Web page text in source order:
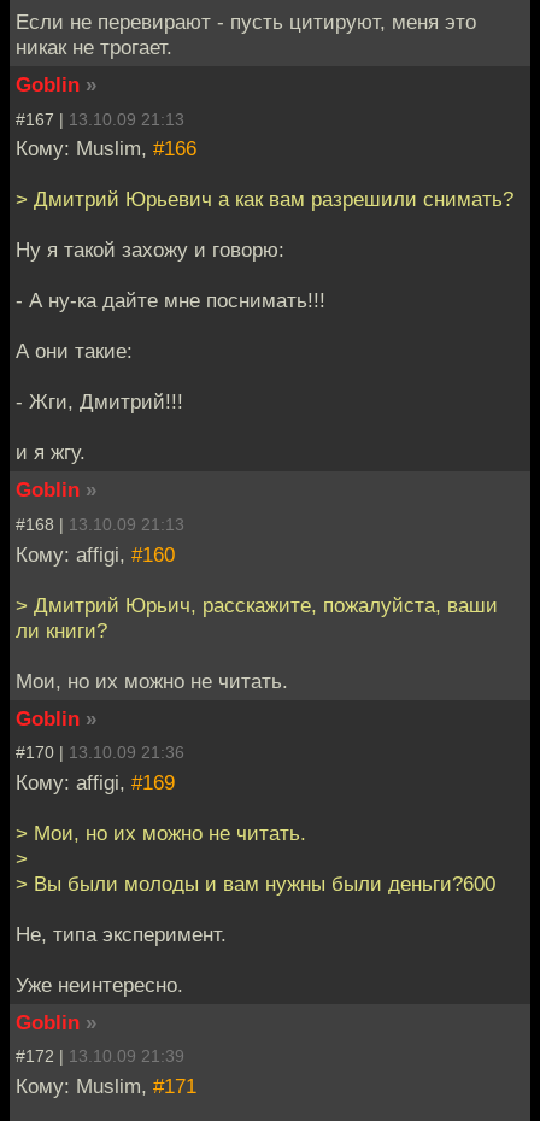
Если не перевирают - пусть цитируют, меня это
никак не трогает.
Goblin »
#167 | 13.10.09 21:13
Кому: Muslim, #166
> Дмитрий Юрьевич а как вам разрешили снимать?
Ну я такой захожу и говорю:
- А ну-ка дайте мне поснимать!!!
А они такие:
- Жги, Дмитрий!!!
и я жгу.
Goblin »
#168 | 13.10.09 21:13
Кому: affigi, #160
> Дмитрий Юрьич, расскажите, пожалуйста, ваши
ли книги?
Мои, но их можно не читать.
Goblin »
#170 | 13.10.09 21:36
Кому: affigi, #169
> Мои, но их можно не читать.
>
> Вы были молоды и вам нужны были деньги?600
Не, типа эксперимент.
Уже неинтересно.
Goblin »
#172 | 13.10.09 21:39
Кому: Muslim, #171